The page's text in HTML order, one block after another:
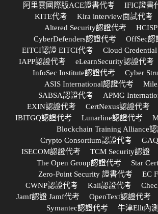
阿里雲國際版ACE證書代考
IFIC證書
KITE代考
Kira interview面試代考
Altered Security認證代考
CyberDefenders認證代考
OffSec認
EITCI認證 EITCI代考
Cloud
IAPP認證代考
eLearnSecurity認證代考
InfoSec Institute認證代考
Cyber
ASIS International認證代考
SABSA認證代考
APMG
EXIN認證代考
CertNexus認證代考
IBITGQ認證代考
Lunarline認證代考
Blockchain Training Alliance
Crypto Consortium認證代考
ISECOM認證代考
TCM Security認證
The Open Group認證代考
Star
Zero-Point Security 證書代考
EC
CWNP認證代考
Kali認證代考
Jamf認證 Jamf代考
OpenText認證代考
Symantec認證代考
牛津Ellt內